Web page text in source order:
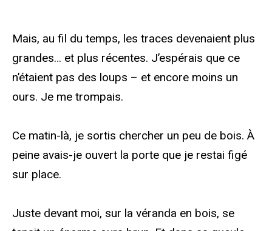
Mais, au fil du temps, les traces devenaient plus
grandes… et plus récentes. J’espérais que ce
n’étaient pas des loups – et encore moins un
ours. Je me trompais.
Ce matin-là, je sortis chercher un peu de bois. À
peine avais-je ouvert la porte que je restai figé
sur place.
Juste devant moi, sur la véranda en bois, se